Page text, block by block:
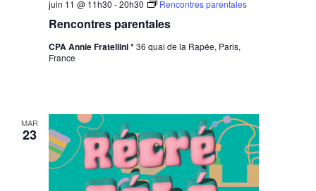
Rencontres parentales
juin 11 @ 11h30 -20h30 Rencontres parentales
CPA Annie Fratellini *36 quai de la Rapée, Paris,
France
MAR
23